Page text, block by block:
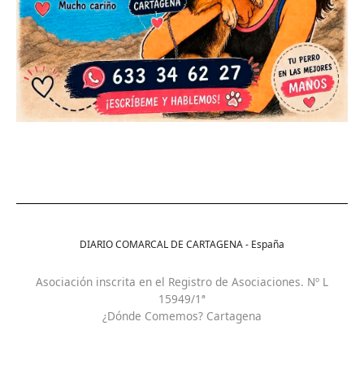
DIARIO COMARCAL DE CARTAGENA - España
Asociación inscrita en el Registro de Asociaciones. Nº L
15949/1ª
¿Dónde Comemos? Cartagena